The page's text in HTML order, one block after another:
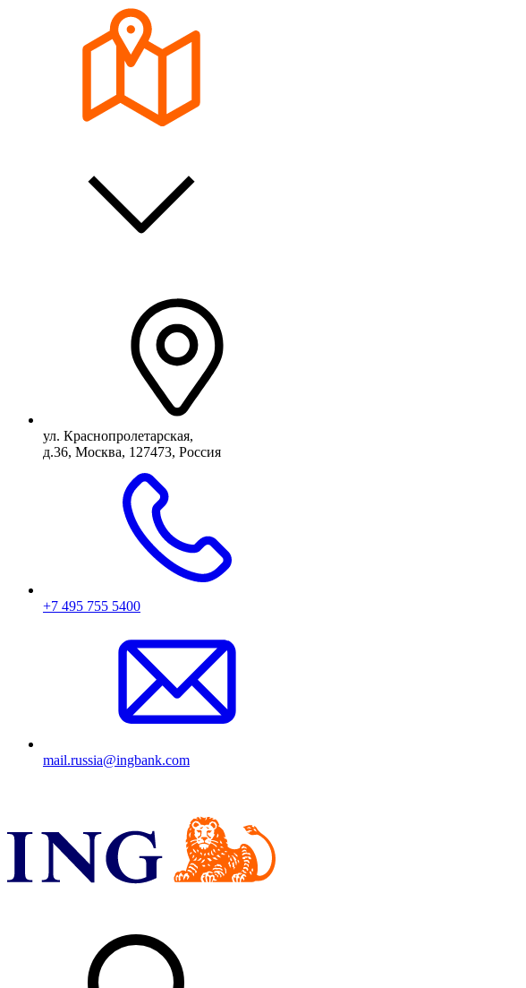
ул. Краснопролетарская,
д.36, Москва, 127473, Россия
+7 495 755 5400
mail.russia@ingbank.com